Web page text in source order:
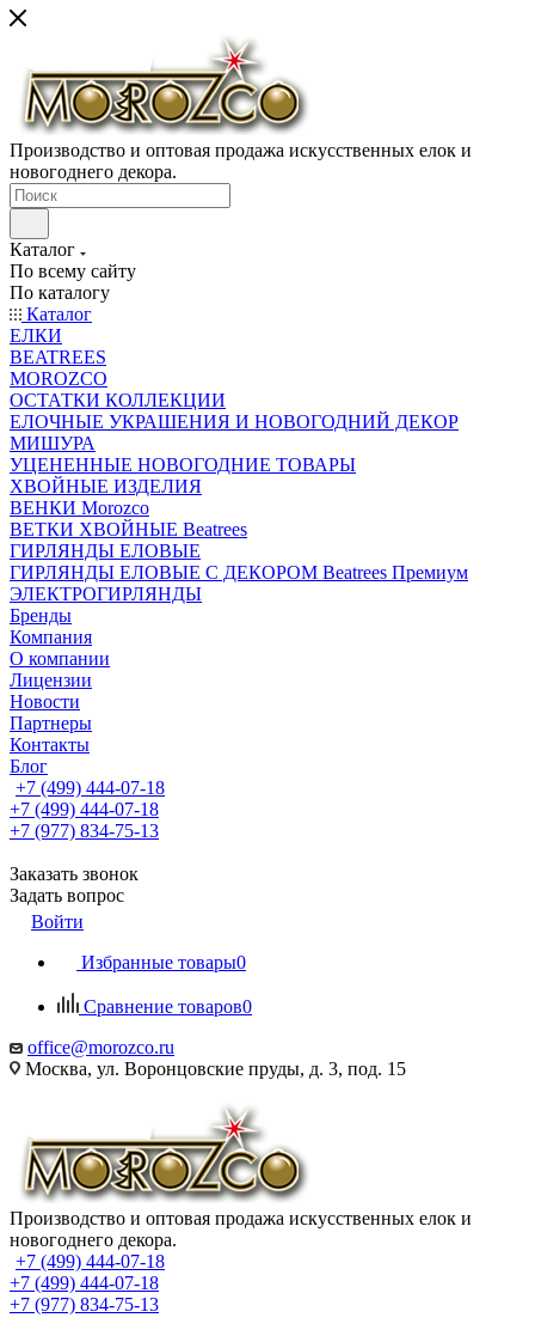
Производство и оптовая продажа искусственных елок и
новогоднего декора.
Каталог
По всему сайту
По каталогу
Каталог
ЕЛКИ
BEATREES
MOROZCO
ОСТАТКИ КОЛЛЕКЦИИ
ЕЛОЧНЫЕ УКРАШЕНИЯ И НОВОГОДНИЙ ДЕКОР
МИШУРА
УЦЕНЕННЫЕ НОВОГОДНИЕ ТОВАРЫ
ХВОЙНЫЕ ИЗДЕЛИЯ
ВЕНКИ Morozco
ВЕТКИ ХВОЙНЫЕ Beatrees
ГИРЛЯНДЫ ЕЛОВЫЕ
ГИРЛЯНДЫ ЕЛОВЫЕ С ДЕКОРОМ Beatrees Премиум
ЭЛЕКТРОГИРЛЯНДЫ
Бренды
Компания
О компании
Лицензии
Новости
Партнеры
Контакты
Блог
+7 (499) 444-07-18
+7 (499) 444-07-18
+7 (977) 834-75-13
Заказать звонок
Задать вопрос
Войти
Избранные товары0
Сравнение товаров0
office@morozco.ru
Москва, ул. Воронцовские пруды, д. 3, под. 15
Производство и оптовая продажа искусственных елок и
новогоднего декора.
+7 (499) 444-07-18
+7 (499) 444-07-18
+7 (977) 834-75-13